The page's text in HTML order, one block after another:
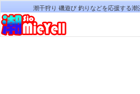
潮干狩り 磯遊び 釣りなどを応援する潮